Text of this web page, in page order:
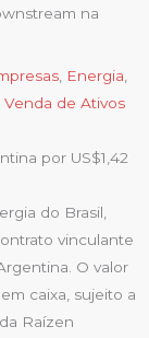
na
Energia
,Venda de Ativos
por US$1,42
do Brasil,
vinculante
O valor
caixa, sujeito a
Raízen